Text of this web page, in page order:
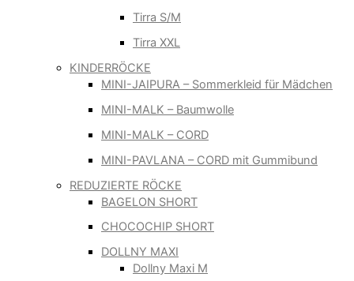
Tirra S/M
Tirra XXL
KINDERRÖCKE
MINI-JAIPURA – Sommerkleid für Mädchen
MINI-MALK – Baumwolle
MINI-MALK – CORD
MINI-PAVLANA – CORD mit Gummibund
REDUZIERTE RÖCKE
BAGELON SHORT
CHOCOCHIP SHORT
DOLLNY MAXI
Dollny Maxi M